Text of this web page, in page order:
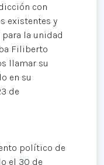
con
existentes y
la unidad
Filiberto
llamar su
en su
de
político de
el 30 de